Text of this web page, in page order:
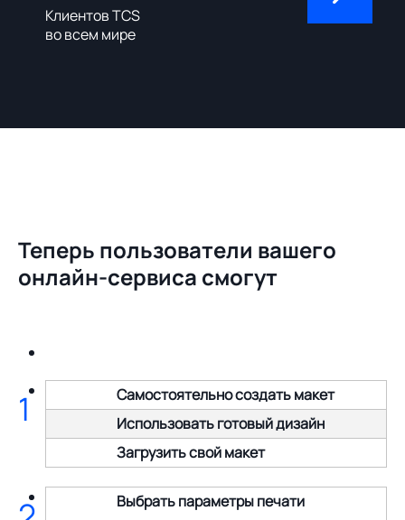
Клиентов TCS
во всем мире
Теперь пользователи вашего
онлайн-сервиса смогут
Самостоятельно создать макет
Использовать готовый дизайн
Загрузить свой макет
1
Выбрать параметры печати